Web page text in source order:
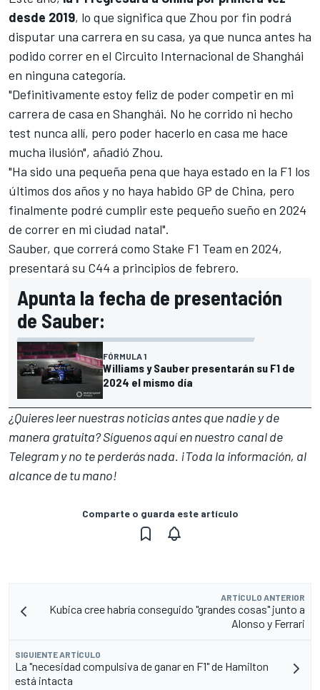
desde 2019, lo que significa que Zhou por fin podrá
disputar una carrera en su casa, ya que nunca antes ha
podido correr en el Circuito Internacional de Shanghái
en ninguna categoría.
"Definitivamente estoy feliz de poder competir en mi
carrera de casa en Shanghái. No he corrido ni hecho
test nunca allí, pero poder hacerlo en casa me hace
mucha ilusión", añadió Zhou.
"Ha sido una pequeña pena que haya estado en la F1 los
últimos dos años y no haya habido GP de China, pero
finalmente podré cumplir este pequeño sueño en 2024
de correr en mi ciudad natal".
Sauber, que correrá como Stake F1 Team en 2024,
presentará su C44 a principios de febrero.
Apunta la fecha de presentación
de Sauber:
FÓRMULA 1
Williams y Sauber presentarán su F1 de
2024 el mismo día
¿Quieres leer nuestras noticias antes que nadie y de
manera gratuita? Síguenosaquí en nuestro canal de
Telegramy no te perderás nada. ¡Toda la información, al
alcance de tu mano!
Comparte o guarda este artículo
ARTÍCULO ANTERIOR
Kubica cree habría conseguido "grandes cosas" junto a
Alonso y Ferrari
SIGUIENTE ARTÍCULO
La "necesidad compulsiva de ganar en F1" de Hamilton
está intacta